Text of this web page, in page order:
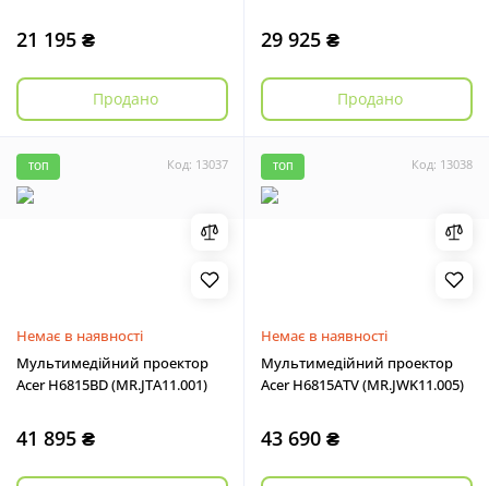
21 195 ₴
Продано
29 925 ₴
Продано
Код: 13037
ТОП
Немає в наявності
Мультимедійний проектор
Acer H6815BD (MR.JTA11.001)
41 895 ₴
Код: 13038
ТОП
Немає в наявності
Мультимедійний проектор
Acer H6815ATV (MR.JWK11.005)
43 690 ₴